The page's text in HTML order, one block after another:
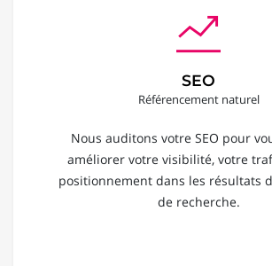
SEO
Référencement naturel
Nous auditons votre SEO pour
améliorer votre visibilité, votre
positionnement dans les résultats
de recherche.